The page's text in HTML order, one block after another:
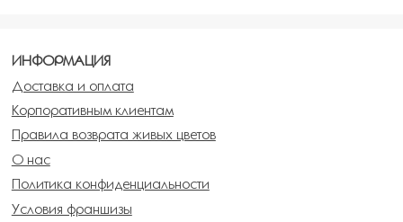
ИНФОРМАЦИЯ
Доставка и оплата
Корпоративным клиентам
Правила возврата живых цветов
О нас
Политика конфиденциальности
Условия франшизы